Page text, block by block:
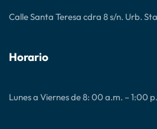
Calle Santa Teresa cdra 8 s/n. Urb.
Horario
Lunes a Viernes de 8: 00 a.m. – 1:00